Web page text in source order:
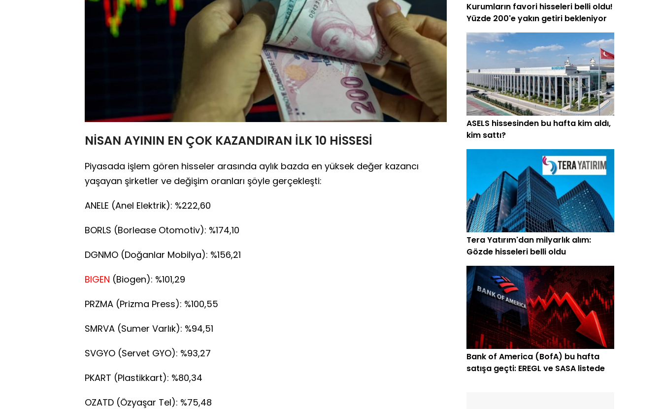
NİSAN AYININ EN ÇOK KAZANDIRAN İLK 10 HİSSESİ
Piyasada işlem gören hisseler arasında aylık bazda en yüksek değer kazancı
yaşayan şirketler ve değişim oranları şöyle gerçekleşti:
ANELE (Anel Elektrik): %222,60
BORLS (Borlease Otomotiv): %174,10
DGNMO (Doğanlar Mobilya): %156,21
BIGEN (Biogen): %101,29
PRZMA (Prizma Press): %100,55
SMRVA (Sumer Varlık): %94,51
SVGYO (Servet GYO): %93,27
PKART (Plastikkart): %80,34
OZATD (Özyaşar Tel): %75,48
Kurumların favori hisseleri belli oldu!
Yüzde 200'e yakın getiri bekleniyor
ASELS hissesinden bu hafta kim aldı,
kim sattı?
Tera Yatırım'dan milyarlık alım:
Gözde hisseleri belli oldu
Bank of America (BofA) bu hafta
satışa geçti: EREGL ve SASA listede